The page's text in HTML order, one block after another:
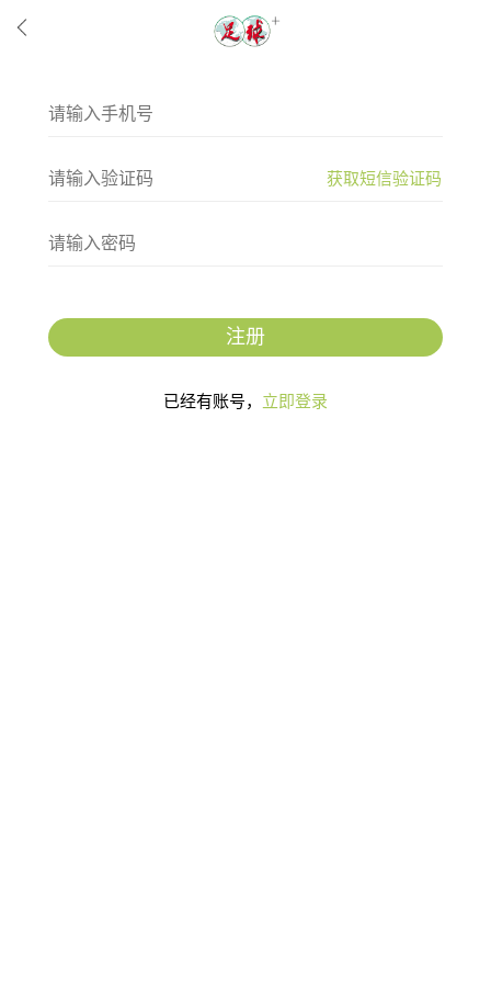
获取短信验证码
注册
已经有账号， 立即登录